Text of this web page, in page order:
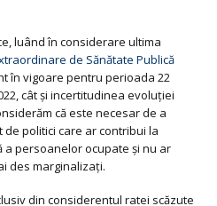
luând în considerare ultima
de Sănătate Publică
în vigoare pentru perioada 22
cât și incertitudinea evoluției
că este necesar de a
politici care ar contribui la
persoanelor ocupate și nu ar
des marginalizați.
din considerentul ratei scăzute